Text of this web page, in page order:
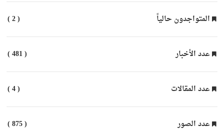
المتواجدون حالياً ( 2 )
عدد الأخبار ( 481 )
عدد المقالات ( 4 )
عدد الصور ( 875 )